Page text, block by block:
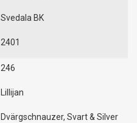
Svedala BK
2401
246
Lillijan
Dvärgschnauzer, Svart & Silver